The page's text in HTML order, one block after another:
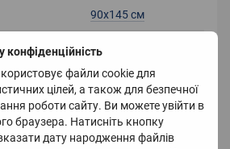
файли cookie для
цілей, а також для безпечної
роботи сайту. Ви можете увійти в
браузера. Натисніть кнопку
дату народження файлів
90х145 см
1100 г